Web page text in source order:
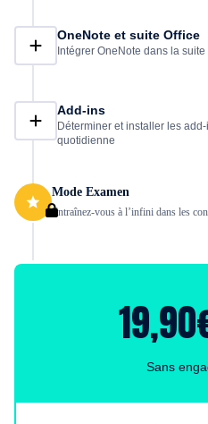
OneNote et suite Office
Intégrer OneNote dans la suite
Add-ins
Déterminer et installer les
quotidienne
Mode Examen
Entraînez-vous à l’infini dans les
Sans